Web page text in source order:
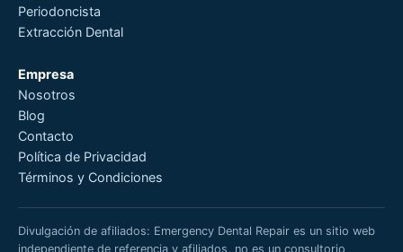
Periodoncista
Extracción Dental
Empresa
Nosotros
Blog
Contacto
Política de Privacidad
Términos y Condiciones
Divulgación de afiliados: Emergency Dental Repair es un sitio web
independiente de referencia y afiliados, no es un consultorio